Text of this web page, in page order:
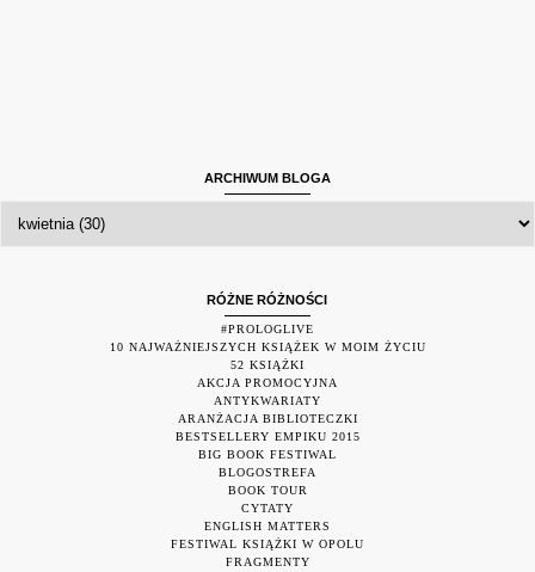
ARCHIWUM BLOGA
RÓŻNE RÓŻNOŚCI
#PROLOGLIVE
10 NAJWAŻNIEJSZYCH KSIĄŻEK W MOIM ŻYCIU
52 KSIĄŻKI
AKCJA PROMOCYJNA
ANTYKWARIATY
ARANŻACJA BIBLIOTECZKI
BESTSELLERY EMPIKU 2015
BIG BOOK FESTIWAL
BLOGOSTREFA
BOOK TOUR
CYTATY
ENGLISH MATTERS
FESTIWAL KSIĄŻKI W OPOLU
FRAGMENTY